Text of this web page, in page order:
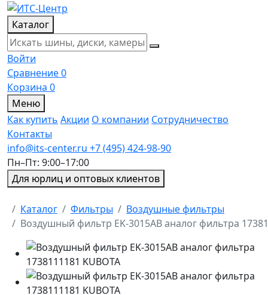
Каталог
Войти
Сравнение0
Корзина 0
Меню
Как купить Акции О компании Сотрудничество
Контакты
info@its-center.ru +7 (495) 424-98-90
Пн–Пт: 9:00–17:00
Для юрлиц и оптовых клиентов
Главная
Каталог Фильтры
Воздушные фильтры
Воздушный фильтр EK-3015AB аналог фильтра